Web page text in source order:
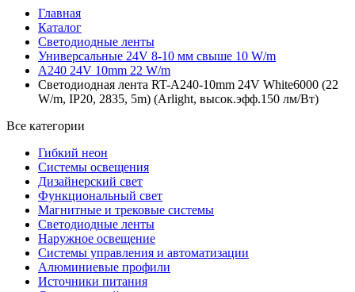
Главная
Каталог
Светодиодные ленты
Универсальные 24V 8-10 мм свыше 10 W/m
A240 24V 10mm 22 W/m
Светодиодная лента RT-A240-10mm 24V White6000 (22
W/m, IP20, 2835, 5m) (Arlight, высок.эфф.150 лм/Вт)
Все категории
Гибкий неон
Системы освещения
Дизайнерский свет
Функциональный свет
Магнитные и трековые системы
Светодиодные ленты
Наружное освещение
Системы управления и автоматизации
Алюминиевые профили
Источники питания